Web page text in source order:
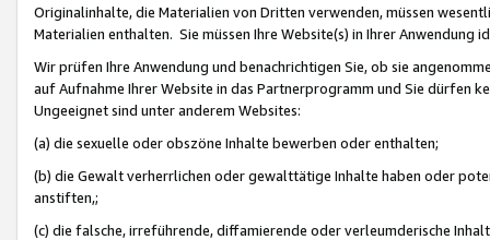
Originalinhalte, die Materialien von Dritten verwenden, müssen
Materialien enthalten. Sie müssen Ihre Website(s) in Ihrer Anwendung
Wir prüfen Ihre Anwendung und benachrichtigen Sie, ob sie
auf Aufnahme Ihrer Website in das Partnerprogramm und Sie dürfen
Ungeeignet sind unter anderem Websites:
(a) die sexuelle oder obszöne Inhalte bewerben oder enthalten;
(b) die Gewalt verherrlichen oder gewalttätige Inhalte haben oder
anstiften,;
(c) die falsche, irreführende, diffamierende oder verleumderische